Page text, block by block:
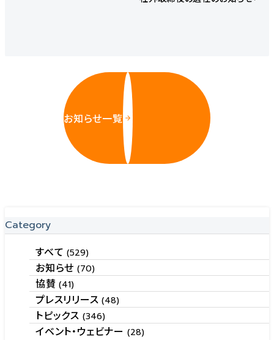
お知らせ一覧
Category
すべて(529)
お知らせ (70)
協賛(41)
プレスリリース(48)
トピックス (346)
イベント・ウェビナー (28)